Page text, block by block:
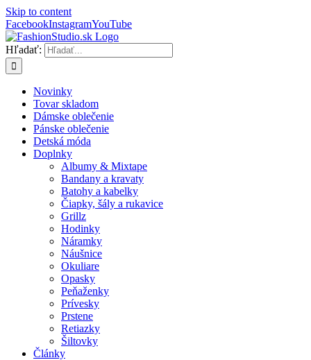
Skip to content
FacebookInstagramYouTube
Hľadať:
Novinky
Tovar skladom
Dámske oblečenie
Pánske oblečenie
Detská móda
Doplnky
Albumy & Mixtape
Bandany a kravaty
Batohy a kabelky
Čiapky, šály a rukavice
Grillz
Hodinky
Náramky
Náušnice
Okuliare
Opasky
Peňaženky
Prívesky
Prstene
Retiazky
Šiltovky
Články